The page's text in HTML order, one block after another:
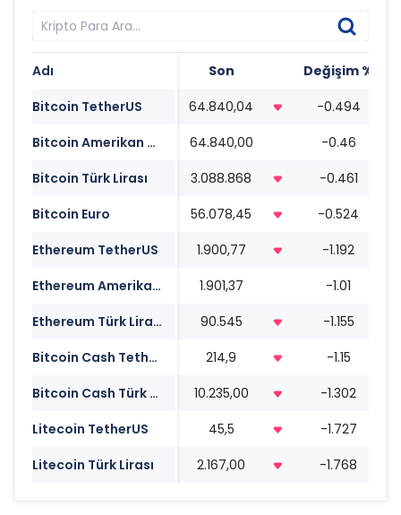
Adı Son Değişim %
Bitcoin TetherUS
64.840,04 -0.494
Bitcoin Amerikan Doları
64.840,00 -0.46
Bitcoin Türk Lirası
3.088.868 -0.461
Bitcoin Euro
56.078,45 -0.524
Ethereum TetherUS
1.900,77 -1.192
Ethereum Amerikan Doları
1.901,37 -1.01
Ethereum Türk Lirası
90.545 -1.155
Bitcoin Cash TetherUS
214,9 -1.15
Bitcoin Cash Türk Lirası
10.235,00 -1.302
Litecoin TetherUS
45,5 -1.727
Litecoin Türk Lirası
2.167,00 -1.768